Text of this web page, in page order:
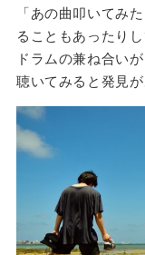
「あの曲叩いてみ
ることもあったり
ドラムの兼ね合い
聴いてみると発見